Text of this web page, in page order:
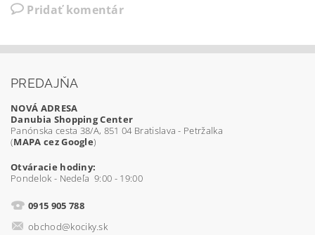
Pridať komentár
PREDAJŇA
NOVÁ ADRESA
Danubia Shopping Center
Panónska cesta 38/A, 851 04 Bratislava - Petržalka
(MAPA cez Google)
Otváracie hodiny:
Pondelok - Nedeľa 9:00 - 19:00
0915 905 788
obchod@kociky.sk